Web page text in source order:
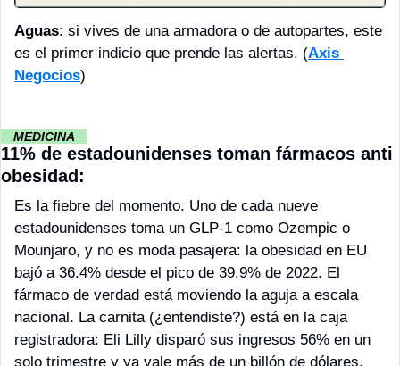
Aguas: si vives de una armadora o de autopartes, este
es el primer indicio que prende las alertas. (Axis
Negocios)
MEDICINA
11% de estadounidenses toman fármacos anti
obesidad:
Es la fiebre del momento. Uno de cada nueve
estadounidenses toma un GLP-1 como Ozempic o
Mounjaro, y no es moda pasajera: la obesidad en EU
bajó a 36.4% desde el pico de 39.9% de 2022. El
fármaco de verdad está moviendo la aguja a escala
nacional. La carnita (¿entendiste?) está en la caja
registradora: Eli Lilly disparó sus ingresos 56% en un
solo trimestre y ya vale más de un billón de dólares.